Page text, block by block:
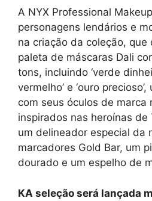
A NYX Professional
personagens lendários e
na criação da coleção, que
paleta de máscaras Dali
tons, incluindo ‘verde
vermelho’ e ‘ouro
com seus óculos de marca
inspirados nas heroínas de
um delineador especial da
marcadores Gold Bar, um
dourado e um espelho de
KA seleção será lançada